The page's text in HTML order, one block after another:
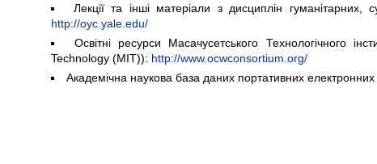
Лекції та інші матеріали з дисциплін гуманітарних,
http://oyc.yale.edu/
Освітні ресурси Масачусетського Технологічного
Technology (MIT)): http://www.ocwconsortium.org/
Академічна наукова база даних портативних електронних